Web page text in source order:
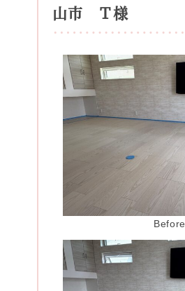
山市 Ｔ様
Before